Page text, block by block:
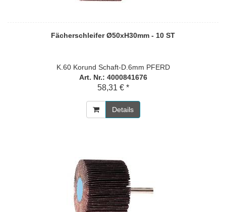
Fächerschleifer Ø50xH30mm - 10 ST
K.60 Korund Schaft-D.6mm PFERD
Art. Nr.: 4000841676
58,31 € *
Details